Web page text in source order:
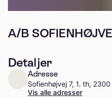
A/B
Detaljer
Adresse
Sofienhøjvej 7, 1. th,
Vis alle adresser